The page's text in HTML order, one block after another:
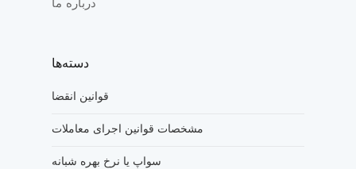
درباره ما
دسته‌ها
قوانین انقضا
مشخصات قوانین اجرای معاملات
سواپ یا نرخ بهره شبانه